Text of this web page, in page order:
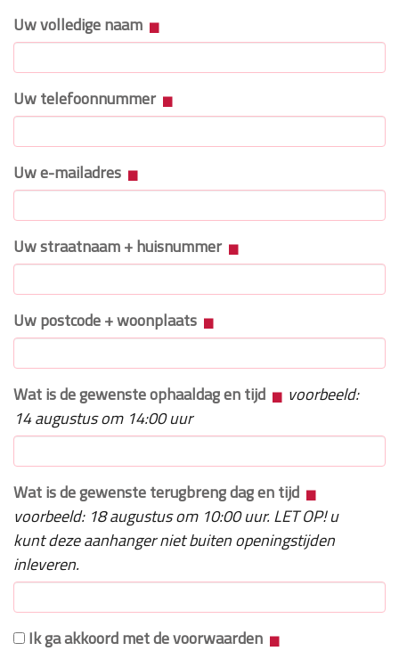
Uw volledige naam
Uw telefoonnummer
Uw e-mailadres
Uw straatnaam + huisnummer
Uw postcode + woonplaats
Wat is de gewenste ophaaldag en tijd
voorbeeld:
14 augustus om 14:00 uur
Wat is de gewenste terugbreng dag en tijd
voorbeeld: 18 augustus om 10:00 uur. LET OP! u
kunt deze aanhanger niet buiten openingstijden
inleveren.
Ik ga akkoord met de voorwaarden